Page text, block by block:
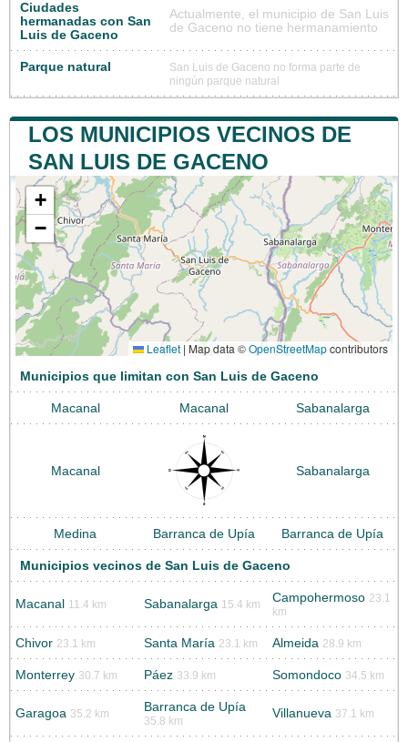
Ciudades
hermanadas con San
Luis de Gaceno
Actualmente, el municipio de San Luis
de Gaceno no tiene hermanamiento
Parque natural
San Luis de Gaceno no forma parte de
ningún parque natural
LOS MUNICIPIOS VECINOS DE
SAN LUIS DE GACENO
+
−
Leaflet | Map data ©OpenStreetMapcontributors
Municipios que limitan con San Luis de Gaceno
Macanal Macanal Sabanalarga
Macanal Sabanalarga
Medina Barranca de Upía Barranca de Upía
Municipios vecinos de San Luis de Gaceno
Macanal 11.4 km Sabanalarga 15.4 km Campohermoso 23.1
km
Chivor 23.1 km Santa María 23.1 km Almeida 28.9 km
Monterrey 30.7 km Páez 33.9 km Somondoco 34.5 km
Garagoa 35.2 km Barranca de Upía
35.8 km
Villanueva 37.1 km